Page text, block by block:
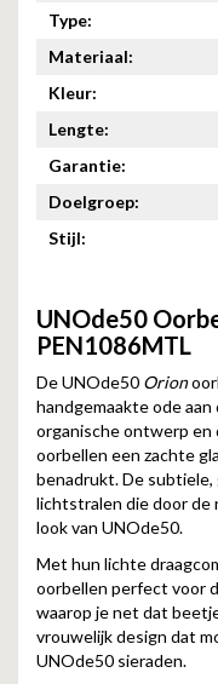
Type:
Materiaal:
Kleur:
Lengte:
Garantie:
Doelgroep:
Stijl:
UNOde50
PEN1086MTL
De UNOde50 Orion
handgemaakte ode
organische ontwerp en
oorbellen een zachte
benadrukt. De subtiele,
lichtstralen die door
look van UNOde50.
Met hun lichte
oorbellen perfect voor
waarop je net dat
vrouwelijk design dat
UNOde50 sieraden.